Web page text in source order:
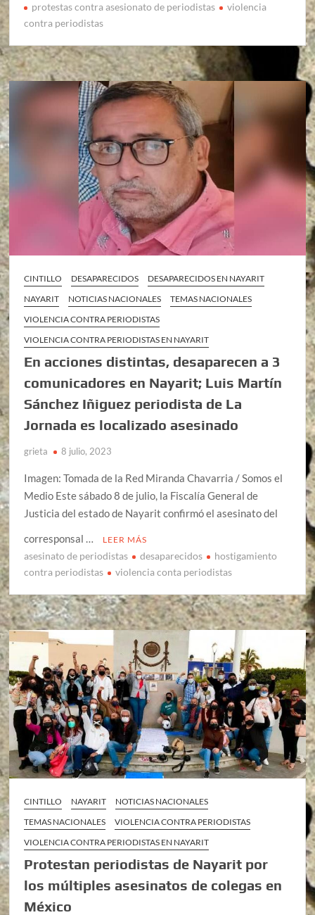
protestas contra asesionato de periodistas
violencia
contra periodistas
CINTILLO DESAPARECIDOS
DESAPARECIDOS EN NAYARIT
NAYARIT
NOTICIAS NACIONALES
TEMAS NACIONALES
VIOLENCIA CONTRA PERIODISTAS
VIOLENCIA CONTRA PERIODISTAS EN NAYARIT
En acciones distintas, desaparecen a 3
comunicadores en Nayarit; Luis Martín
Sánchez Iñiguez periodista de La
Jornada es localizado asesinado
grieta 8 julio, 2023
Imagen: Tomada de la Red Miranda Chavarria / Somos el
Medio Este sábado 8 de julio, la Fiscalía General de
Justicia del estado de Nayarit confirmó el asesinato del
corresponsal …
LEER MÁS
asesinato de periodistas desaparecidos
hostigamiento
contra periodistas
violencia conta periodistas
CINTILLO NAYARIT
NOTICIAS NACIONALES
TEMAS NACIONALES
VIOLENCIA CONTRA PERIODISTAS
VIOLENCIA CONTRA PERIODISTAS EN NAYARIT
Protestan periodistas de Nayarit por
los múltiples asesinatos de colegas en
México